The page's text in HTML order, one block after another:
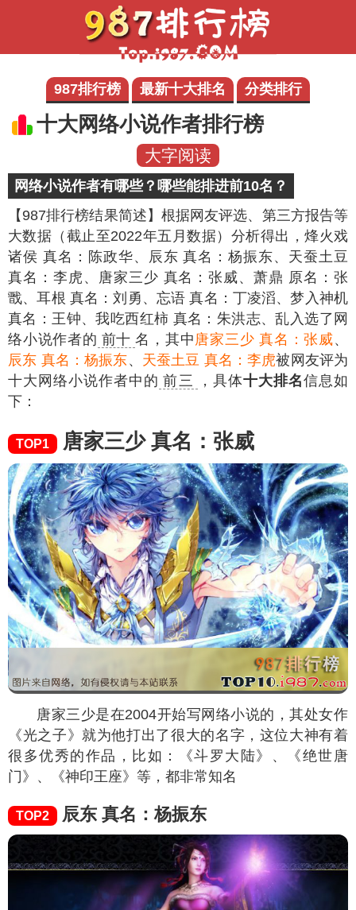
987排行榜 最新十大排名 分类排行
十大网络小说作者排行榜
大字阅读
网络小说作者有哪些？哪些能排进前10名？
【987排行榜结果简述】 根据网友评选、第三方报告等
大数据（截止至2022年五月数据）分析得出，烽火戏
诸侯 真名：陈政华、辰东 真名：杨振东、天蚕土豆
真名：李虎、唐家三少 真名：张威、萧鼎 原名：张
戬、耳根 真名：刘勇、忘语 真名：丁凌滔、梦入神机
真名：王钟、我吃西红柿 真名：朱洪志、乱入选了网
络小说作者的 前十 名，其中唐家三少 真名：张威、
辰东 真名：杨振东、 天蚕土豆 真名：李虎被网友评为
十大网络小说作者中的 前三 ，具体十大排名信息如
下：
TOP1 唐家三少 真名：张威
唐家三少是在2004开始写网络小说的，其处女作
《光之子》就为他打出了很大的名字，这位大神有着
很多优秀的作品，比如：《斗罗大陆》、《绝世唐
门》、《神印王座》等，都非常知名
TOP2 辰东 真名：杨振东